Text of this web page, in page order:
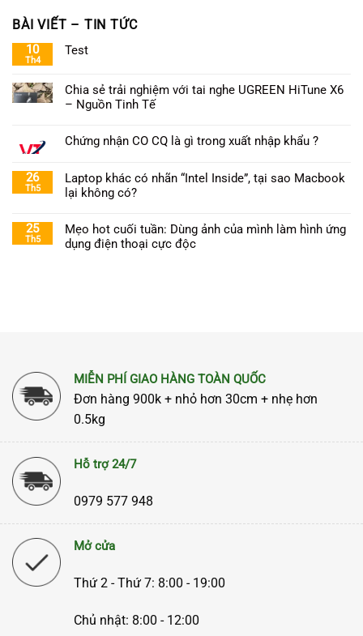
BÀI VIẾT – TIN TỨC
10
Th4
Test
Chia sẻ trải nghiệm với tai nghe UGREEN HiTune X6
– Nguồn Tinh Tế
Chứng nhận CO CQ là gì trong xuất nhập khẩu ?
26
Th5
Laptop khác có nhãn “Intel Inside”, tại sao Macbook
lại không có?
25
Th5
Mẹo hot cuối tuần: Dùng ảnh của mình làm hình ứng
dụng điện thoại cực độc
MIỄN PHÍ GIAO HÀNG TOÀN QUỐC
Đơn hàng 900k + nhỏ hơn 30cm + nhẹ hơn
0.5kg
Hỗ trợ 24/7
0979 577 948
Mở cửa
Thứ 2 - Thứ 7: 8:00 - 19:00
Chủ nhật: 8:00 - 12:00